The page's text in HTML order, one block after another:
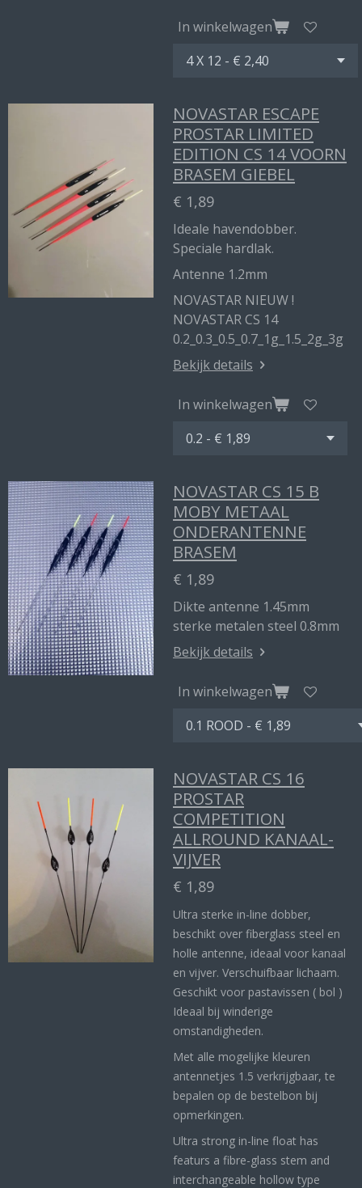
In winkelwagen
NOVASTAR ESCAPE
PROSTAR LIMITED
EDITION CS 14 VOORN
BRASEM GIEBEL
€ 1,89
Ideale havendobber.
Speciale hardlak.
Antenne 1.2mm
NOVASTAR NIEUW !
NOVASTAR CS 14
0.2_0.3_0.5_0.7_1g_1.5_2g_3g
Bekijk details
In winkelwagen
NOVASTAR CS 15 B
MOBY METAAL
ONDERANTENNE
BRASEM
€ 1,89
Dikte antenne 1.45mm
sterke metalen steel 0.8mm
Bekijk details
In winkelwagen
NOVASTAR CS 16
PROSTAR
COMPETITION
ALLROUND KANAAL-
VIJVER
€ 1,89
Ultra sterke in-line dobber,
beschikt over fiberglass steel en
holle antenne, ideaal voor kanaal
en vijver. Verschuifbaar lichaam.
Geschikt voor pastavissen ( bol )
Ideaal bij winderige
omstandigheden.
Met alle mogelijke kleuren
antennetjes 1.5 verkrijgbaar, te
bepalen op de bestelbon bij
opmerkingen.
Ultra strong in-line float has
featurs a fibre-glass stem and
interchangeable hollow type